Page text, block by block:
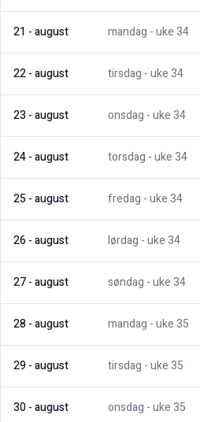
21 -august mandag - uke34
22-august tirsdag - uke34
23 -august onsdag - uke34
24-august torsdag - uke34
25-august fredag - uke34
26-august lørdag - uke34
27-august søndag - uke34
28-august mandag - uke35
29-august tirsdag - uke35
30-august onsdag - uke35